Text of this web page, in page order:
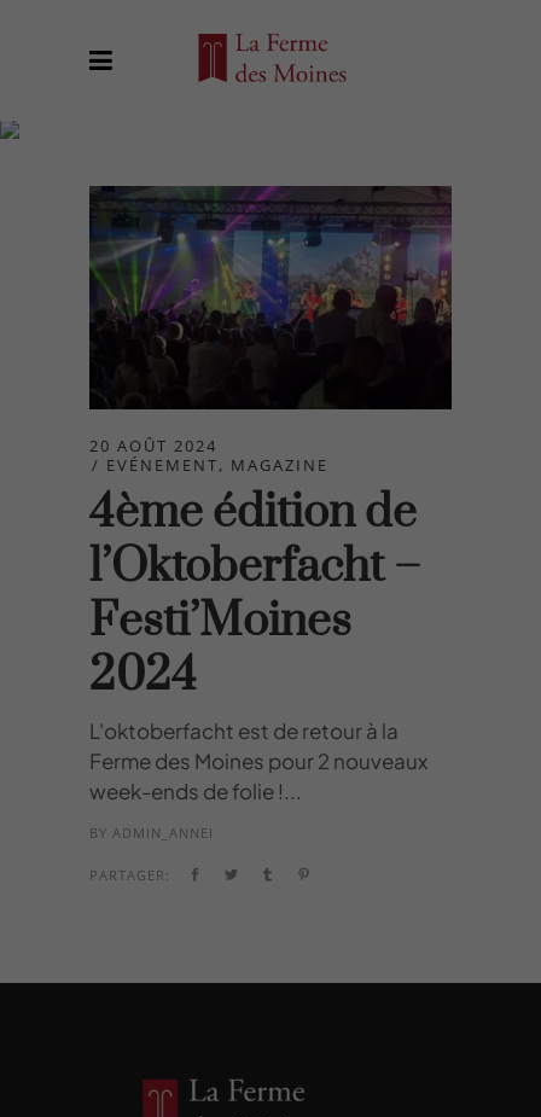
20 AOÛT 2024
EVÉNEMENT, MAGAZINE
4ème édition de
l’Oktoberfacht –
Festi’Moines
2024
L'oktoberfacht est de retour à la
Ferme des Moines pour 2 nouveaux
week-ends de folie !...
BY ADMIN_ANNEI
PARTAGER: